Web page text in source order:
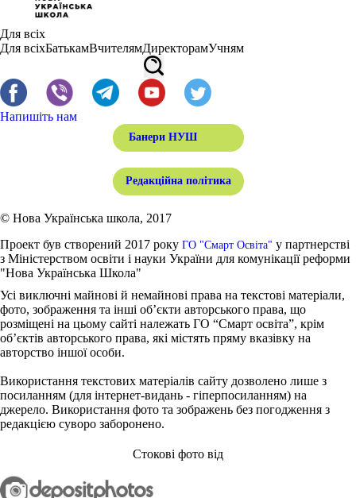
Для всіх
Для всіхБатькамВчителямДиректорамУчням
Напишіть нам
Банери НУШ
Редакційна політика
© Нова Українська школа, 2017
Проект був створений 2017 року ГО "Смарт Освіта" у партнерстві
з Міністерством освіти і науки України для комунікації реформи
"Нова Українська Школа"
Усі виключні майнові й немайнові права на текстові матеріали,
фото, зображення та інші об’єкти авторського права, що
розміщені на цьому сайті належать ГО “Смарт освіта”, крім
об’єктів авторського права, які містять пряму вказівку на
авторство іншої особи.
Використання текстових матеріалів сайту дозволено лише з
посиланням (для інтернет-видань - гіперпосиланням) на
джерело. Використання фото та зображень без погодження з
редакцією суворо заборонено.
Стокові фото від